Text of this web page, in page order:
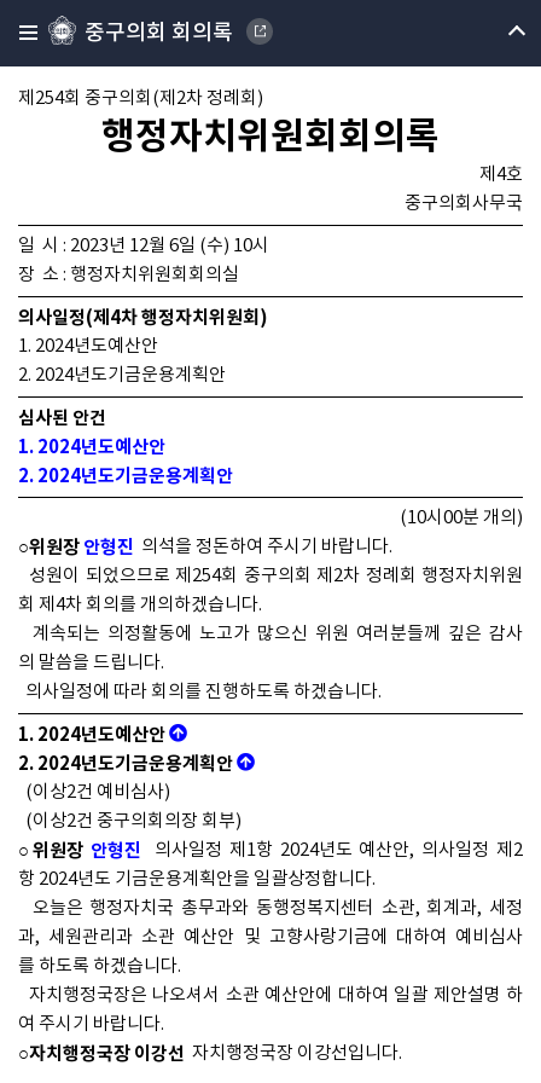
중구의회 회의록
제254회 중구의회(제2차 정례회)
행정자치위원회회의록
제4호
중구의회사무국
일 시 : 2023년 12월 6일 (수) 10시
장 소 : 행정자치위원회회의실
의사일정(제4차 행정자치위원회)
1. 2024년도예산안
2. 2024년도기금운용계획안
심사된 안건
1. 2024년도예산안
2. 2024년도기금운용계획안
(10시00분 개의)
○위원장 안형진 의석을 정돈하여 주시기 바랍니다.
성원이 되었으므로 제254회 중구의회 제2차 정례회 행정자치위원
회 제4차 회의를 개의하겠습니다.
계속되는 의정활동에 노고가 많으신 위원 여러분들께 깊은 감사
의 말씀을 드립니다.
의사일정에 따라 회의를 진행하도록 하겠습니다.
1. 2024년도예산안
2. 2024년도기금운용계획안
(이상2건 예비심사)
(이상2건 중구의회의장 회부)
○위원장 안형진 의사일정 제1항 2024년도 예산안, 의사일정 제2
항 2024년도 기금운용계획안을 일괄상정합니다.
오늘은 행정자치국 총무과와 동행정복지센터 소관, 회계과, 세정
과, 세원관리과 소관 예산안 및 고향사랑기금에 대하여 예비심사
를 하도록 하겠습니다.
자치행정국장은 나오셔서 소관 예산안에 대하여 일괄 제안설명 하
여 주시기 바랍니다.
○자치행정국장 이강선 자치행정국장 이강선입니다.